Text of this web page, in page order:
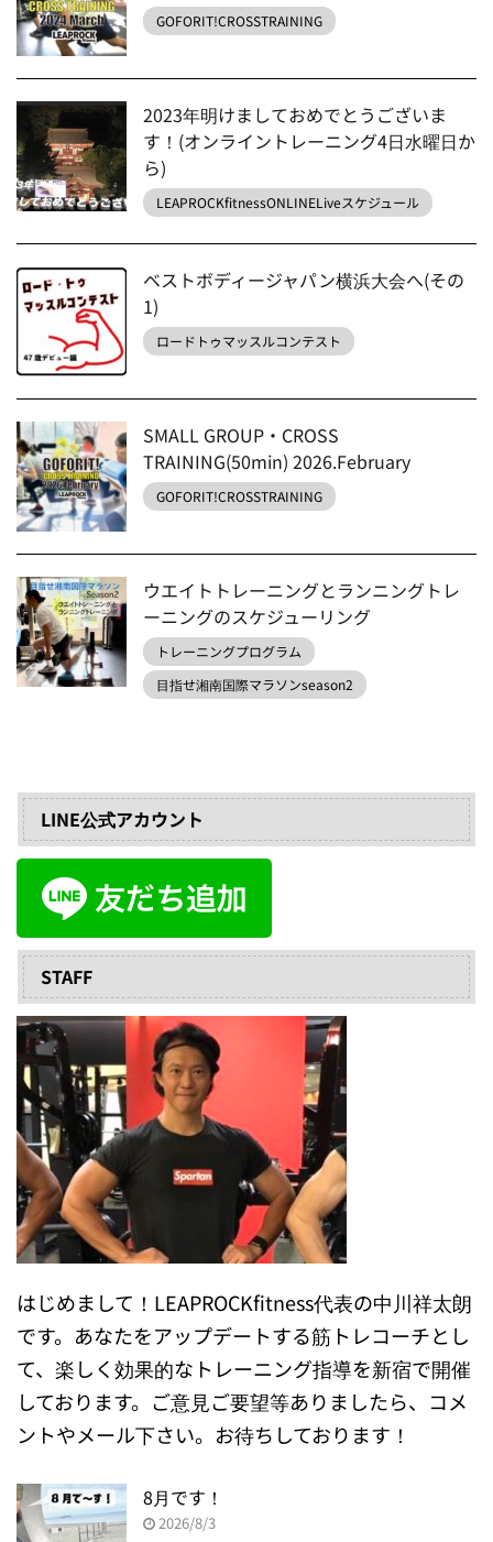
GOFORIT!CROSSTRAINING
2023年明けましておめでとうございま
す！(オンライントレーニング4日水曜日か
ら)
LEAPROCKfitnessONLINELiveスケジュール
ベストボディージャパン横浜大会へ(その
1)
ロードトゥマッスルコンテスト
SMALL GROUP・CROSS
TRAINING(50min) 2026.February
GOFORIT!CROSSTRAINING
ウエイトトレーニングとランニングトレ
ーニングのスケジューリング
トレーニングプログラム
目指せ湘南国際マラソンseason2
LINE公式アカウント
STAFF
はじめまして！LEAPROCKfitness代表の中川祥太朗
です。あなたをアップデートする筋トレコーチとし
て、楽しく効果的なトレーニング指導を新宿で開催
しております。ご意見ご要望等ありましたら、コメ
ントやメール下さい。お待ちしております！
8月です！
2026/8/3